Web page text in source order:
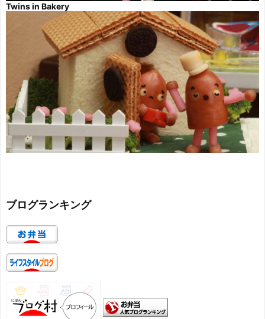
Twins in Bakery
ブログランキング